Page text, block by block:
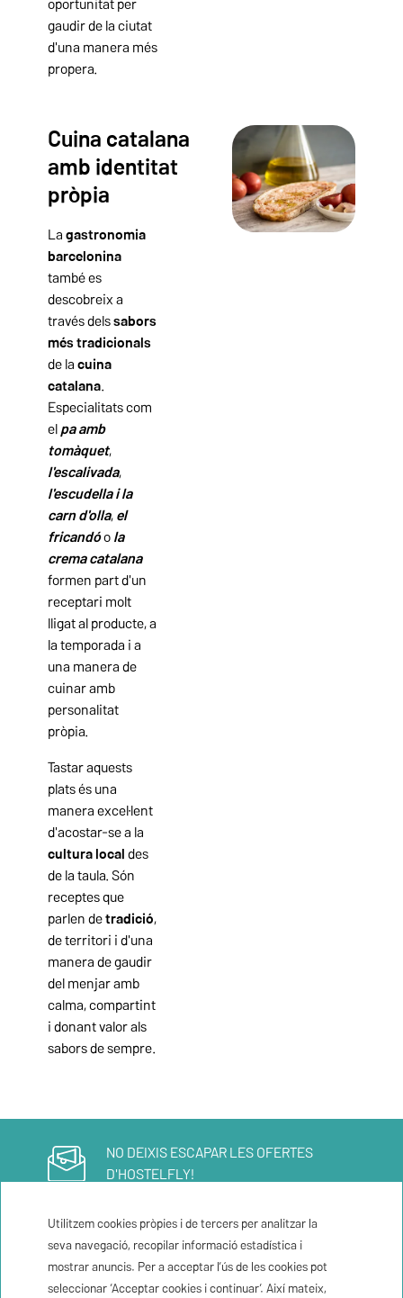
gaudir de la ciutat
d'una manera més
propera.
Cuina catalana
amb identitat
pròpia
La gastronomia
barcelonina
també es
descobreix a
través delssabors
més tradicionals
de la cuina
catalana.
Especialitats com
el pa amb
tomàquet,
l'escalivada,
l'escudella i la
carn d'olla, el
fricandóo la
crema catalana
formen part d'un
receptari molt
lligat al producte, a
la temporada i a
una manera de
cuinar amb
personalitat
pròpia.
Tastar aquests
plats és una
manera excel·lent
d'acostar-se a la
cultura local des
de la taula. Són
receptes que
parlen detradició,
de territori i d'una
manera de gaudir
del menjar amb
calma, compartint
i donant valor als
sabors de sempre.
NO DEIXIS ESCAPAR LES OFERTES
D'HOSTELFLY!
Utilitzem cookies pròpies i de tercers per analitzar la
seva navegació, recopilar informació estadística i
mostrar anuncis. Per a acceptar l’ús de les cookies pot
seleccionar ‘Acceptar cookies i continuar’. Així mateix,